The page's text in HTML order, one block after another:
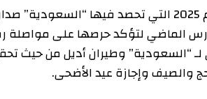
وتعتبر هذه المرة الثانية خلال عام 2025 التي تحصد فيها
لتؤكد حرصها على مواصلة رفع
“السعودية” وطيران أديل من حيث
وإجازة عيد الأضحى.